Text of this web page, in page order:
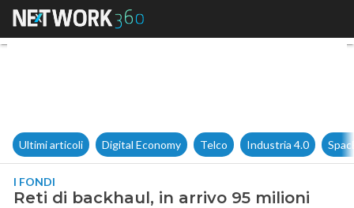
Reti di backhaul, in arrivo 95
Ultimi articoli Digital Economy Telco Industria 4.0
I FONDI
Reti di backhaul, in arrivo 95 milioni